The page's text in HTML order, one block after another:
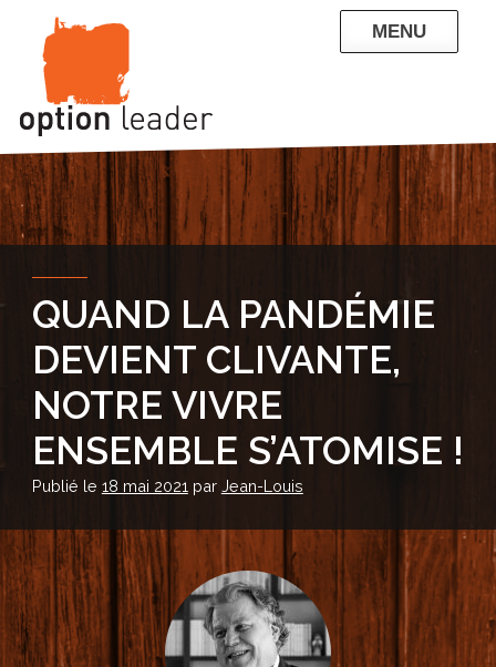
content
MENU
PARTICULIERS
CONTACT
BLOG
QUAND LA PANDÉMIE
DEVIENT CLIVANTE,
NOTRE VIVRE
ENSEMBLE S’ATOMISE !
Publié le 18 mai 2021 par Jean-Louis